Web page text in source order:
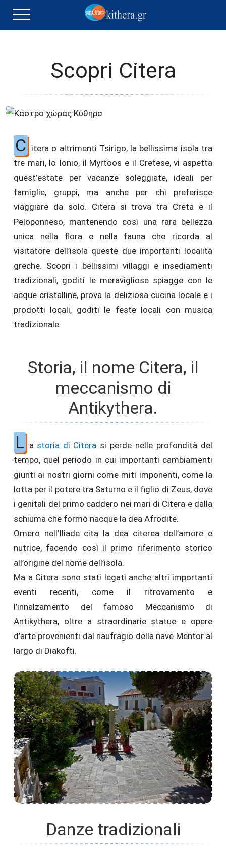
Scopri Citera
C itera o altrimenti Tsirigo, la bellissima isola tra
tre mari, lo Ionio, il Myrtoos e il Cretese, vi aspetta
quest’estate per vacanze soleggiate, ideali per
famiglie, gruppi, ma anche per chi preferisce
viaggiare da solo. Citera si trova tra Creta e il
Peloponneso, mantenendo così una rara bellezza
unica nella flora e nella fauna che ricorda al
visitatore dell’isola queste due importanti località
greche. Scopri i bellissimi villaggi e insediamenti
tradizionali, goditi le meravigliose spiagge con le
acque cristalline, prova la deliziosa cucina locale e i
prodotti locali, goditi le feste locali con musica
tradizionale.
Storia, il nome Citera, il
meccanismo di
Antikythera.
L a storia di Citera si perde nelle profondità del
tempo, quel periodo in cui importanti cambiamenti
giunti ai nostri giorni come miti imponenti, come la
lotta per il potere tra Saturno e il figlio di Zeus, dove
i genitali del primo caddero nei mari di Citera e dalla
schiuma che formò nacque la dea Afrodite.
Omero nell’Iliade cita la dea citerea dell’amore e
nutrice, facendo così il primo riferimento storico
all’origine del nome dell’isola.
Ma a Citera sono stati legati anche altri importanti
eventi recenti, come il ritrovamento e
l’innalzamento del famoso Meccanismo di
Antikythera, oltre a straordinarie statue e opere
d’arte provenienti dal naufragio della nave Mentor al
largo di Diakofti.
Danze tradizionali